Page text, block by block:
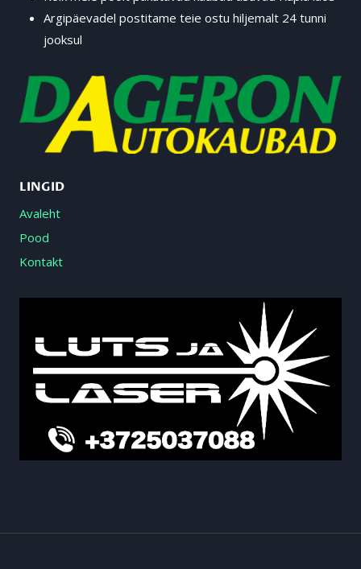
Argipäevadel postitame teie ostu hiljemalt 24 tunni
jooksul
LINGID
Avaleht
Pood
Kontakt